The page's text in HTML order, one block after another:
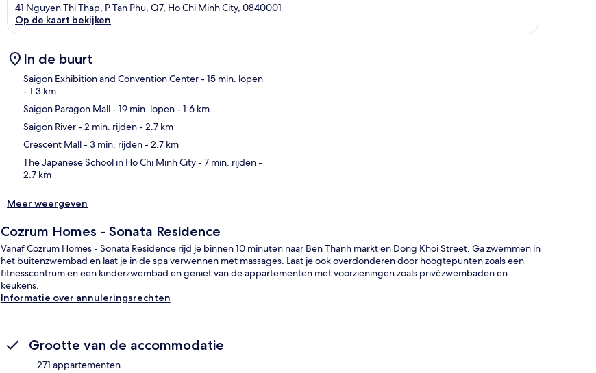
41 Nguyen Thi Thap, P Tan Phu, Q7, Ho Chi Minh City, 0840001
Op de kaart bekijken
In de buurt
Saigon Exhibition and Convention Center- 15 min. lopen
- 1.3 km
Saigon Paragon Mall- 19 min. lopen- 1.6 km
Saigon River- 2 min. rijden- 2.7 km
Crescent Mall- 3 min. rijden- 2.7 km
The Japanese School in Ho Chi Minh City- 7 min. rijden-
2.7 km
Meer weergeven
Cozrum Homes - Sonata Residence
Vanaf Cozrum Homes - Sonata Residence rijd je binnen 10 minuten naar Ben Thanh markt en Dong Khoi Street. Ga zwemmen in
het buitenzwembad en laat je in de spa verwennen met massages. Laat je ook overdonderen door hoogtepunten zoals een
fitnesscentrum en een kinderzwembad en geniet van de appartementen met voorzieningen zoals privézwembaden en
keukens.
Informatie over annuleringsrechten
Grootte van de accommodatie
271 appartementen